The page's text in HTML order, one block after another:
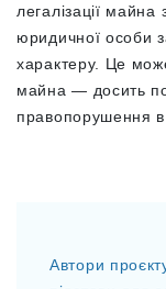
легалізації
юридичної особи
характеру. Це
майна — досить
правопорушення в
Автори